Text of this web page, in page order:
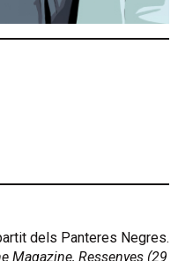
dels Panteres Negres.
Magazine, Ressenyes (29